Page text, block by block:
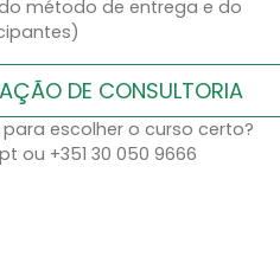
método de entrega e do
DE CONSULTORIA
escolher o curso certo?
ou +351 30 050 9666